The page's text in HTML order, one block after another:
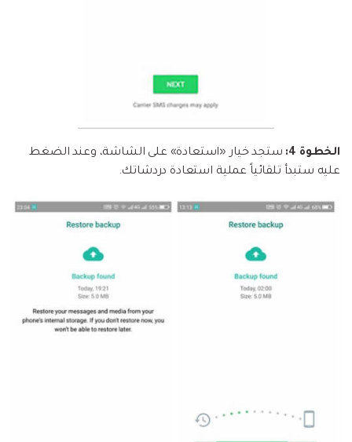
الخطوة 4:
ستجد خيار «استعادة» على الشاشة، وعند الضغط
عليه ستبدأ تلقائياً عملية استعادة دردشاتك.